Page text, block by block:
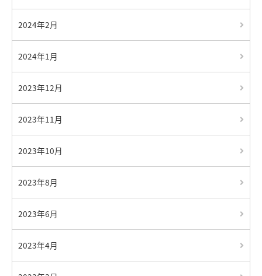
2024年2月
2024年1月
2023年12月
2023年11月
2023年10月
2023年8月
2023年6月
2023年4月